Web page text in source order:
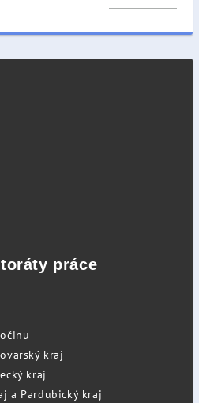
práce
kraj
kraj
a Pardubický kraj